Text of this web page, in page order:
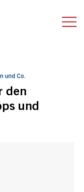
und Co.
den
und